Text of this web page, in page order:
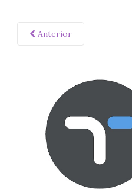
Anterior